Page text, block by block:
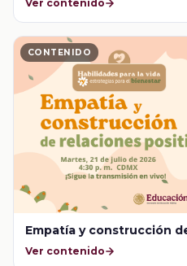
Ver contenido
CONTENIDO
Empatía y construcción
Ver contenido